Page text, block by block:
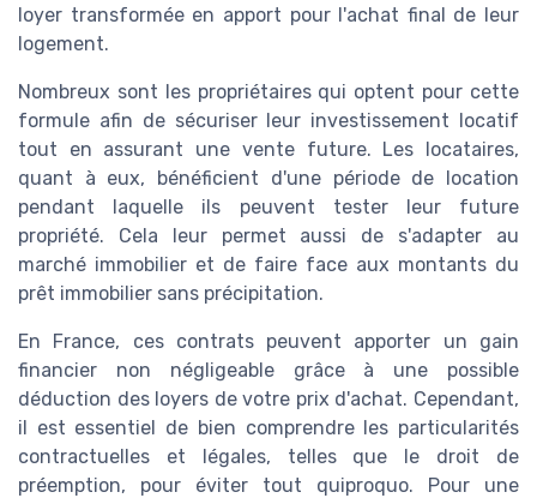
loyer transformée en apport pour l'achat final de leur
logement.
Nombreux sont les propriétaires qui optent pour cette
formule afin de sécuriser leur investissement locatif
tout en assurant une vente future. Les locataires,
quant à eux, bénéficient d'une période de location
pendant laquelle ils peuvent tester leur future
propriété. Cela leur permet aussi de s'adapter au
marché immobilier et de faire face aux montants du
prêt immobilier sans précipitation.
En France, ces contrats peuvent apporter un gain
financier non négligeable grâce à une possible
déduction des loyers de votre prix d'achat. Cependant,
il est essentiel de bien comprendre les particularités
contractuelles et légales, telles que le droit de
préemption, pour éviter tout quiproquo. Pour une